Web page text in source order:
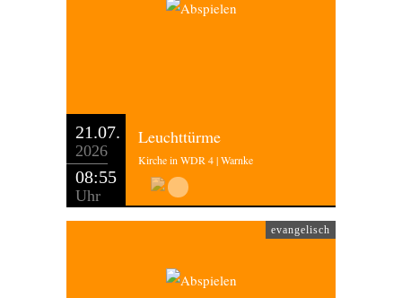
21.07.
2026
08:55
Uhr
Leuchttürme
Kirche in WDR 4 | Warnke
evangelisch